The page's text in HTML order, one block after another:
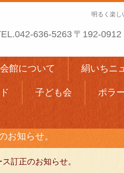
明るく楽
042-636-5263 〒192-
館について 絹いちニ
子ども会 ポラ
お知らせ。
訂正のお知らせ。